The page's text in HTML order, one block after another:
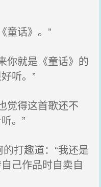
童话》。”
你就是《童话》的
听。”
觉得这首歌还不
。”
打趣道：“我还是
己作品时自卖自